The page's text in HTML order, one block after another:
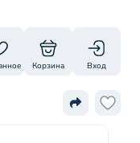
Корзина Вход